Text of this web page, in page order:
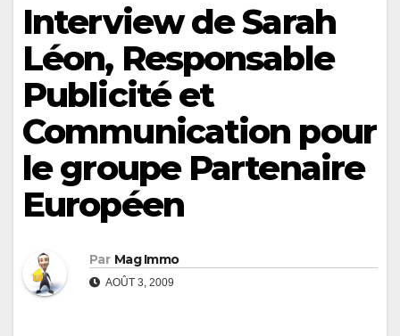
Interview de Sarah
Léon, Responsable
Publicité et
Communication pour
le groupe Partenaire
Européen
Par Mag Immo
AOÛT 3, 2009